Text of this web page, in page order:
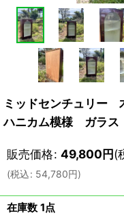
ミッドセンチュリー
ハニカム模様 ガラ
販売価格: 49,800円(
(税込: 54,780円)
在庫数 1点